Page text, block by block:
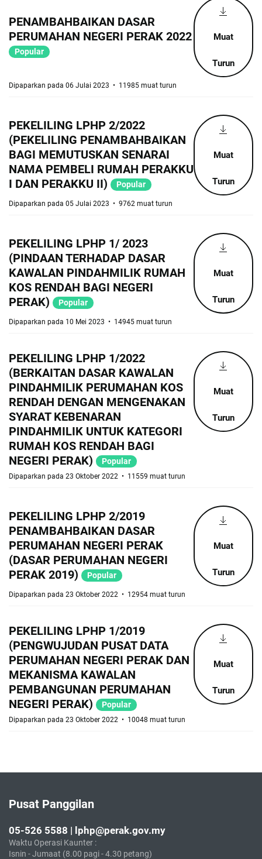
PENAMBAHBAIKAN DASAR
PERUMAHAN NEGERI PERAK 2022
Popular
Muat
Turun
Dipaparkan pada 06 Julai 2023 11985 muat turun
PEKELILING LPHP 2/2022
(PEKELILING PENAMBAHBAIKAN
BAGI MEMUTUSKAN SENARAI
NAMA PEMBELI RUMAH PERAKKU
I DAN PERAKKU II)
Popular
Muat
Turun
Dipaparkan pada 05 Julai 2023 9762 muat turun
PEKELILING LPHP 1/ 2023
(PINDAAN TERHADAP DASAR
KAWALAN PINDAHMILIK RUMAH
KOS RENDAH BAGI NEGERI
PERAK)
Popular
Muat
Turun
Dipaparkan pada 10 Mei 2023 14945 muat turun
PEKELILING LPHP 1/2022
(BERKAITAN DASAR KAWALAN
PINDAHMILIK PERUMAHAN KOS
RENDAH DENGAN MENGENAKAN
SYARAT KEBENARAN
PINDAHMILIK UNTUK KATEGORI
RUMAH KOS RENDAH BAGI
NEGERI PERAK)
Popular
Muat
Turun
Dipaparkan pada 23 Oktober 2022 11559 muat turun
PEKELILING LPHP 2/2019
PENAMBAHBAIKAN DASAR
PERUMAHAN NEGERI PERAK
(DASAR PERUMAHAN NEGERI
PERAK 2019)
Popular
Muat
Turun
Dipaparkan pada 23 Oktober 2022 12954 muat turun
PEKELILING LPHP 1/2019
(PENGWUJUDAN PUSAT DATA
PERUMAHAN NEGERI PERAK DAN
MEKANISMA KAWALAN
PEMBANGUNAN PERUMAHAN
NEGERI PERAK)
Popular
Muat
Turun
Dipaparkan pada 23 Oktober 2022 10048 muat turun
Pusat Panggilan
05-526 5588 | lphp@perak.gov.my
Waktu Operasi Kaunter :
Isnin - Jumaat (8.00 pagi - 4.30 petang)